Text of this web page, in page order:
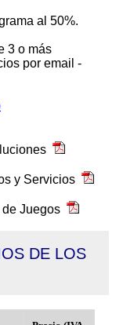
al 50%.
3 o más
por email -
y Servicios
de Juegos
DE LOS